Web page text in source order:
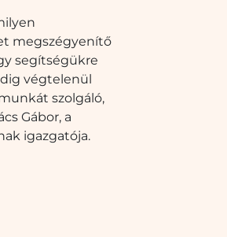
megszégyenítő
segítségükre
végtelenül
szolgáló,
Gábor, a
igazgatója.